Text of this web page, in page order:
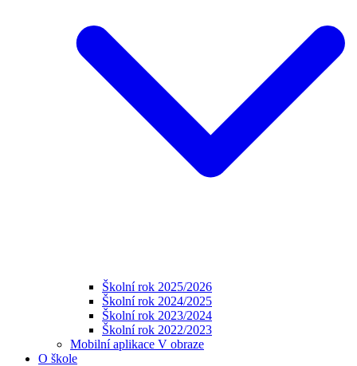
Školní rok 2025/2026
Školní rok 2024/2025
Školní rok 2023/2024
Školní rok 2022/2023
Mobilní aplikace V obraze
O škole